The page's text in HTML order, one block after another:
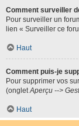
Comment surveiller
Pour surveiller un
lien « Surveiller ce
Haut
Comment puis-je
Pour supprimer vos
(ongletAperçu -->
Haut